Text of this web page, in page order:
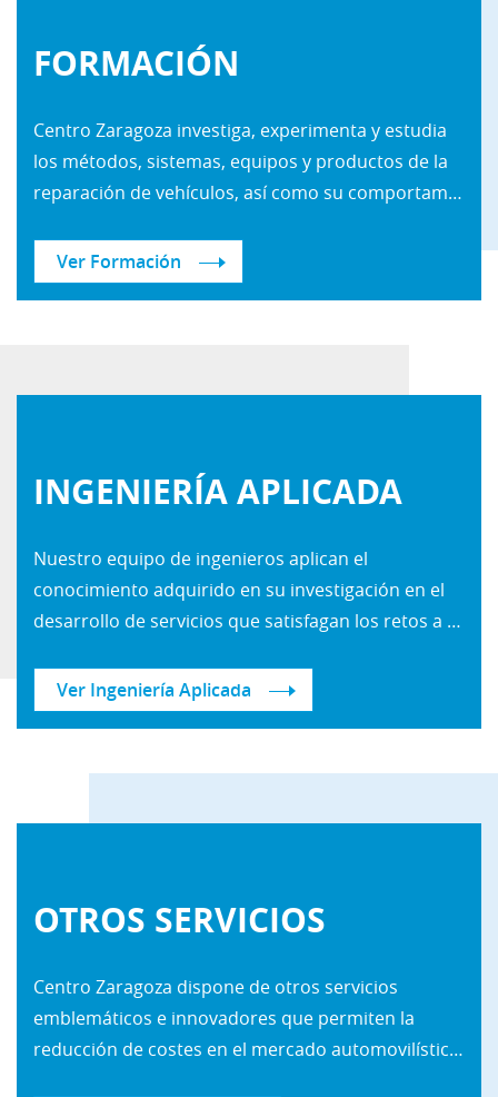
FORMACIÓN
Centro Zaragoza investiga, experimenta y estudia
los métodos, sistemas, equipos y productos de la
reparación de vehículos, así como su comportamiento y seguridad en los accidentes de tráfico. El resultado de esta actividad se divulga a través de una formación especializada, dirigida a diferentes perfiles profesionales del sector de la automoción, como son: peritos, aseguradoras, reconstructores de accidentes de tráfico, fabricantes de vehículos, profesores y alumnos de formación profesional e ingenierías, F.C.S.E, entre otros. Las acciones formativas de Centro Zaragoza, desarrolladas tanto en el ámbito reparador como en el pericial, tienen como objetivo impartir una formación permanente, así como capacitar a los profesionales para que contribuyan al éxito de sus empresas y consecuentemente, al impulso del sector de la automoción.
Ver Formación
INGENIERÍA APLICADA
Nuestro equipo de ingenieros aplican el
conocimiento adquirido en su investigación en el
desarrollo de servicios que satisfagan los retos a los que se enfrenta el sector pericial y reparador en su día a día.
Ver Ingeniería Aplicada
OTROS SERVICIOS
Centro Zaragoza dispone de otros servicios
emblemáticos e innovadores que permiten la
reducción de costes en el mercado automovilístico y la implementación de procesos más eficientes, evolución lógica de aunar nuestro conocimiento con las nuevas tecnologías.